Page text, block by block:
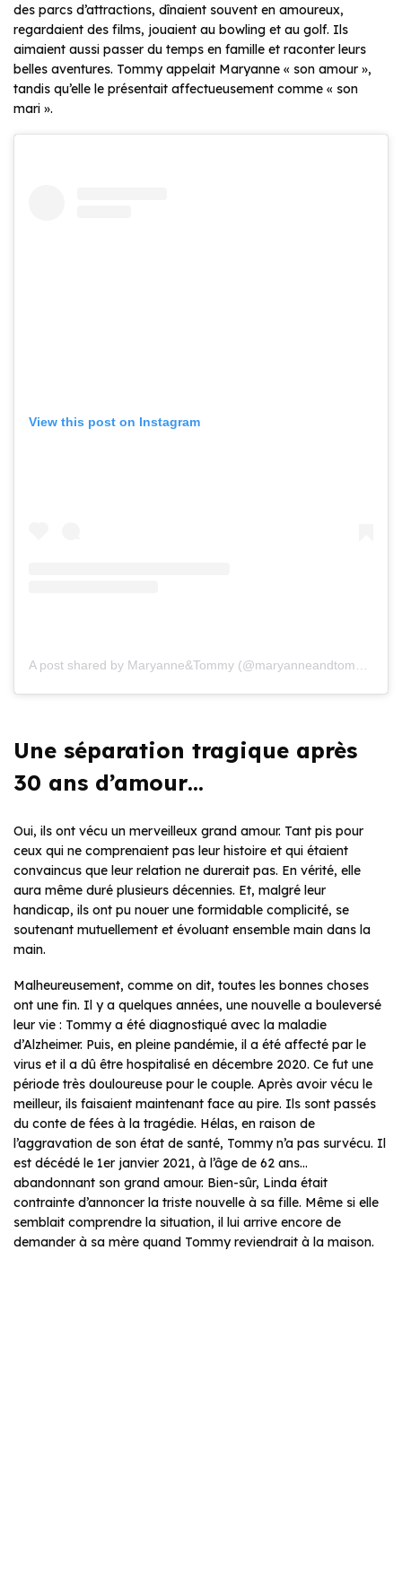
des parcs d’attractions, dînaient souvent en amoureux,
regardaient des films, jouaient au bowling et au golf. Ils
aimaient aussi passer du temps en famille et raconter leurs
belles aventures. Tommy appelait Maryanne « son amour »,
tandis qu’elle le présentait affectueusement comme « son
mari ».
View this post on Instagram
Une séparation tragique après
30 ans d’amour…
Oui, ils ont vécu un merveilleux grand amour. Tant pis pour
ceux qui ne comprenaient pas leur histoire et qui étaient
convaincus que leur relation ne durerait pas. En vérité, elle
aura même duré plusieurs décennies. Et, malgré leur
handicap, ils ont pu nouer une formidable complicité, se
soutenant mutuellement et évoluant ensemble main dans la
main.
Malheureusement, comme on dit, toutes les bonnes choses
ont une fin. Il y a quelques années, une nouvelle a bouleversé
leur vie : Tommy a été diagnostiqué avec la maladie
d’Alzheimer. Puis, en pleine pandémie, il a été affecté par le
virus et il a dû être hospitalisé en décembre 2020. Ce fut une
période très douloureuse pour le couple. Après avoir vécu le
meilleur, ils faisaient maintenant face au pire. Ils sont passés
du conte de fées à la tragédie. Hélas, en raison de
l’aggravation de son état de santé, Tommy n’a pas survécu. Il
est décédé le 1er janvier 2021, à l’âge de 62 ans…
abandonnant son grand amour. Bien-sûr, Linda était
contrainte d’annoncer la triste nouvelle à sa fille. Même si elle
semblait comprendre la situation, il lui arrive encore de
demander à sa mère quand Tommy reviendrait à la maison.